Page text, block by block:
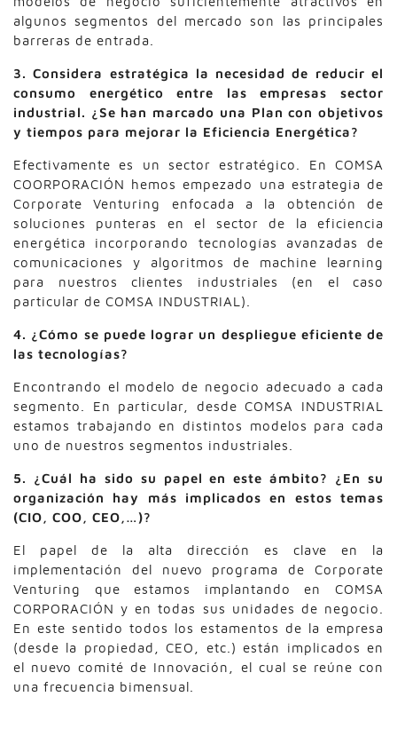
algunos segmentos del mercado son las principales
barreras de entrada.
3. Considera estratégica la necesidad de reducir el
consumo energético entre las empresas sector
industrial. ¿Se han marcado una Plan con objetivos
y tiempos para mejorar la Eficiencia Energética?
Efectivamente es un sector estratégico. En COMSA
COORPORACIÓN hemos empezado una estrategia de
Corporate Venturing enfocada a la obtención de
soluciones punteras en el sector de la eficiencia
energética incorporando tecnologías avanzadas de
comunicaciones y algoritmos de machine learning
para nuestros clientes industriales (en el caso
particular de COMSA INDUSTRIAL).
4. ¿Cómo se puede lograr un despliegue eficiente de
las tecnologías?
Encontrando el modelo de negocio adecuado a cada
segmento. En particular, desde COMSA INDUSTRIAL
estamos trabajando en distintos modelos para cada
uno de nuestros segmentos industriales.
5. ¿Cuál ha sido su papel en este ámbito? ¿En su
organización hay más implicados en estos temas
(CIO, COO, CEO,…)?
El papel de la alta dirección es clave en la
implementación del nuevo programa de Corporate
Venturing que estamos implantando en COMSA
CORPORACIÓN y en todas sus unidades de negocio.
En este sentido todos los estamentos de la empresa
(desde la propiedad, CEO, etc.) están implicados en
el nuevo comité de Innovación, el cual se reúne con
una frecuencia bimensual.